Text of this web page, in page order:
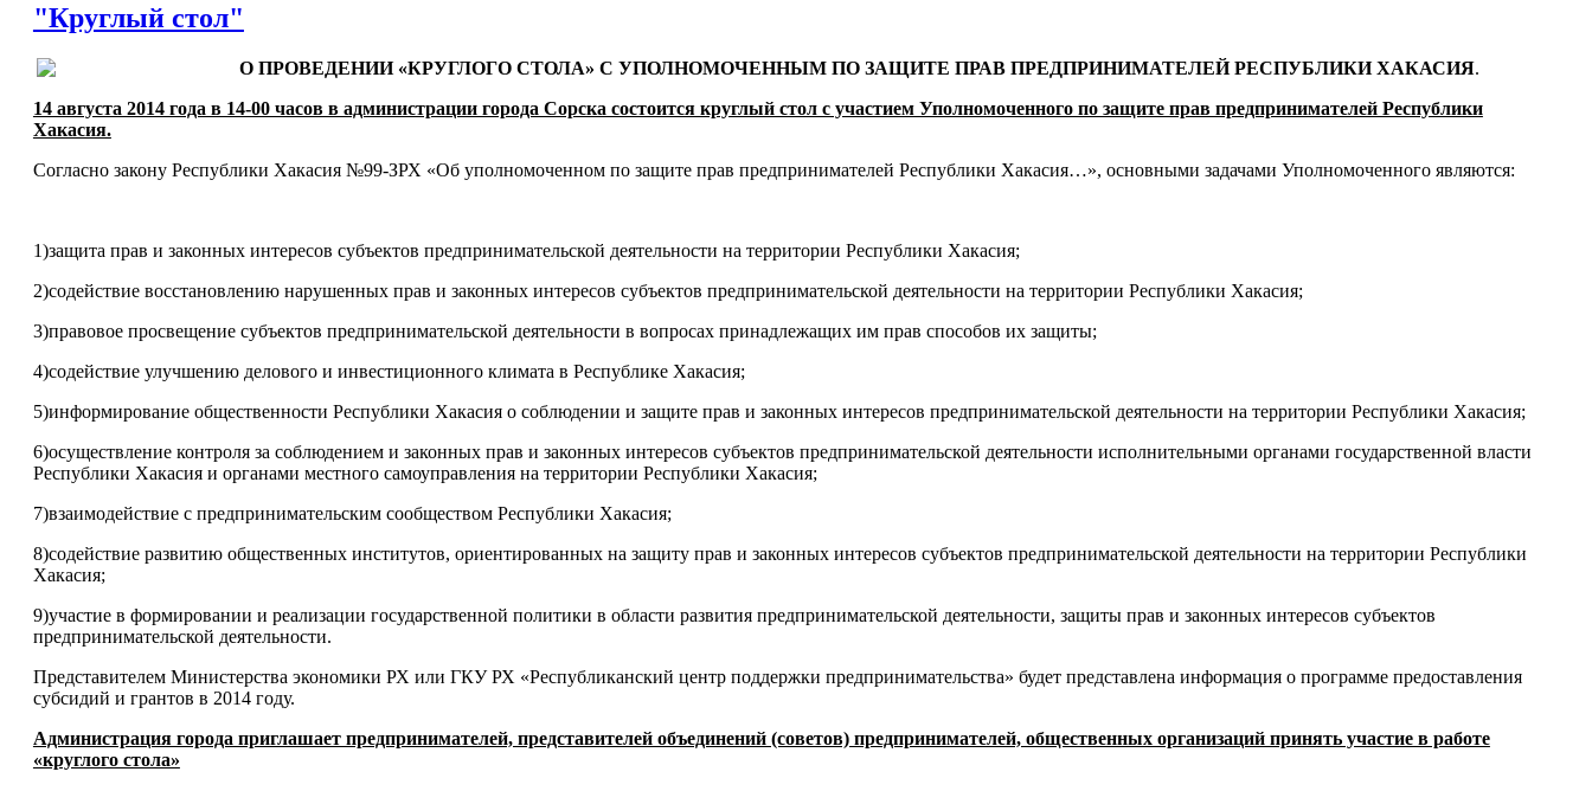
"Круглый стол"
О ПРОВЕДЕНИИ «КРУГЛОГО СТОЛА» С УПОЛНОМОЧЕННЫМ ПО ЗАЩИТЕ ПРАВ ПРЕДПРИНИМАТЕЛЕЙ РЕСПУБЛИКИ ХАКАСИЯ.
14 августа 2014 года в 14-00 часов в администрации города Сорска состоится круглый стол с участием Уполномоченного по защите прав предпринимателей Республики
Хакасия.
Согласно закону Республики Хакасия №99-ЗРХ «Об уполномоченном по защите прав предпринимателей Республики Хакасия…», основными задачами Уполномоченного являются:
1)защита прав и законных интересов субъектов предпринимательской деятельности на территории Республики Хакасия;
2)содействие восстановлению нарушенных прав и законных интересов субъектов предпринимательской деятельности на территории Республики Хакасия;
3)правовое просвещение субъектов предпринимательской деятельности в вопросах принадлежащих им прав способов их защиты;
4)содействие улучшению делового и инвестиционного климата в Республике Хакасия;
5)информирование общественности Республики Хакасия о соблюдении и защите прав и законных интересов предпринимательской деятельности на территории Республики Хакасия;
6)осуществление контроля за соблюдением и законных прав и законных интересов субъектов предпринимательской деятельности исполнительными органами государственной власти
Республики Хакасия и органами местного самоуправления на территории Республики Хакасия;
7)взаимодействие с предпринимательским сообществом Республики Хакасия;
8)содействие развитию общественных институтов, ориентированных на защиту прав и законных интересов субъектов предпринимательской деятельности на территории Республики
Хакасия;
9)участие в формировании и реализации государственной политики в области развития предпринимательской деятельности, защиты прав и законных интересов субъектов
предпринимательской деятельности.
Представителем Министерства экономики РХ или ГКУ РХ «Республиканский центр поддержки предпринимательства» будет представлена информация о программе предоставления
субсидий и грантов в 2014 году.
Администрация города приглашает предпринимателей, представителей объединений (советов) предпринимателей, общественных организаций принять участие в работе
«круглого стола»